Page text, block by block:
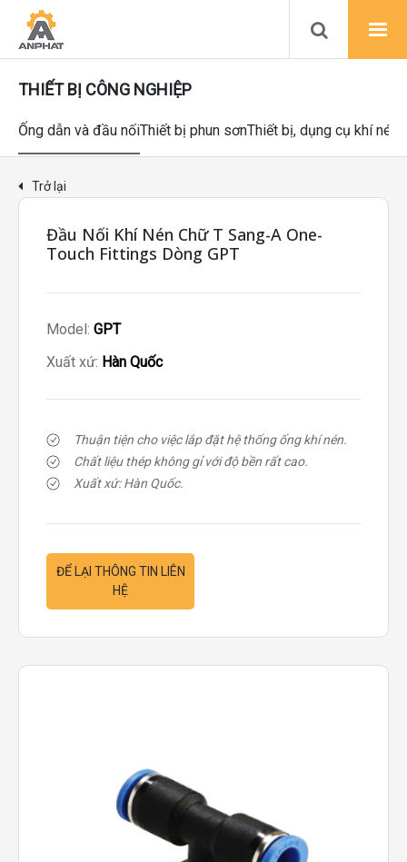
THIẾT BỊ CÔNG NGHIỆP
Ống dẫn và đầu nốiThiết bị phun sơnThiết bị, dụng cụ khí nén
Trở lại
Đầu Nối Khí Nén Chữ T Sang-A One-
Touch Fittings Dòng GPT
Model: GPT
Xuất xứ: Hàn Quốc
Thuận tiện cho việc lắp đặt hệ thống ống khí nén.
Chất liệu thép không gỉ với độ bền rất cao.
Xuất xứ: Hàn Quốc.
ĐỂ LẠI THÔNG TIN LIÊN
HỆ